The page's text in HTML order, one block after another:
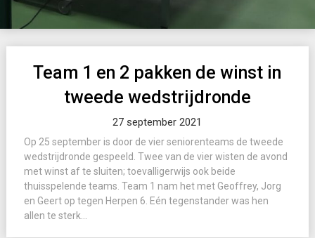
Team 1 en 2 pakken de winst in
tweede wedstrijdronde
27 september 2021
Op 25 september is door de vier seniorenteams de tweede
wedstrijdronde gespeeld. Twee van de vier wisten de avond
met winst af te sluiten; toevalligerwijs ook beide
thuisspelende teams. Team 1 nam het met Geoffrey, Jorg
en Geert op tegen Herpen 6. Eén tegenstander was hen
allen te sterk...